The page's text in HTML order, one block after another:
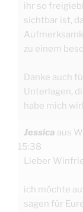
ihr so
sichtbar ist,
zu einem
Danke auch
Unterlagen,
habe mich
Jessica aus
15:38
Lieber
ich möchte
sagen für